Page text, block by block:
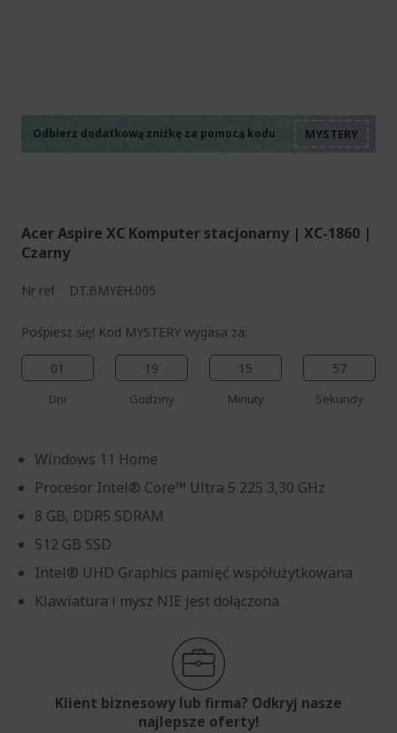
Odbierz dodatkową zniżkę za pomocą kodu
Acer Aspire XC Komputer stacjonarny | XC-1860 |
Czarny
Nr ref DT.BMYEH.005
Pośpiesz się! Kod MYSTERY wygasa za:
01
Dni
19
Godziny
15
Minuty
57
Sekundy
Windows 11 Home
Procesor Intel® Core™ Ultra 5 225 3,30 GHz
8 GB, DDR5 SDRAM
512 GB SSD
Intel® UHD Graphics pamięć współużytkowana
Klawiatura i mysz NIE jest dołączona
Klient biznesowy lub firma? Odkryj nasze
najlepsze oferty!